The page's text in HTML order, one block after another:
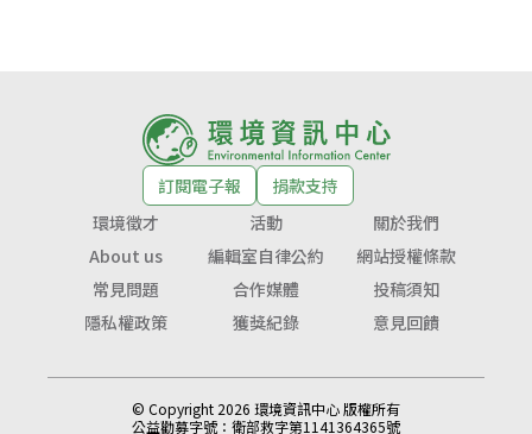
訂閱電子報
捐款支持
環境徵才
活動
關於我們
About us
編輯室自律公約
網站授權條款
常見問題
合作媒體
投稿須知
隱私權政策
獲獎紀錄 意見回饋
© Copyright 2026 環境資訊中心 版權所有
公益勸募字號： 衛部救字第1141364365號